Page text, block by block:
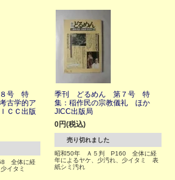
号 特
古学的ア
ＣＣ出版
全体に経
イタミ
季刊 どるめん 第７号 特
集：稲作民の宗教儀礼 ほか
JICC出版局
0円(税込)
売り切れました
昭和50年 Ａ５判 P160 全体に経
年によるヤケ、少汚れ、少イタミ 表
紙シミ汚れ